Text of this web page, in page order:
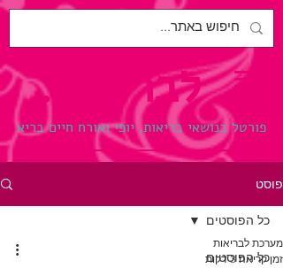
לבריאות.
פורטל בנושאי בריאות, יופי ואורח חיים בריא
פוסט
כל הפוסטים
כל הפוסטים
מערכת לבריאות
זמן קריאה 3 דקות